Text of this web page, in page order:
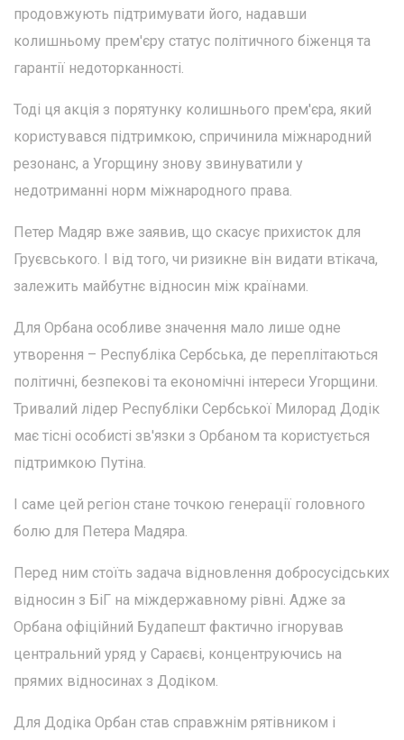
продовжують підтримувати його, надавши
колишньому прем'єру статус політичного біженця та
гарантії недоторканності.
Тоді ця акція з порятунку колишнього прем'єра, який
користувався підтримкою, спричинила міжнародний
резонанс, а Угорщину знову звинуватили у
недотриманні норм міжнародного права.
Петер Мадяр вже заявив, що скасує прихисток для
Груєвського. І від того, чи ризикне він видати втікача,
залежить майбутнє відносин між країнами.
Для Орбана особливе значення мало лише одне
утворення – Республіка Сербська, де переплітаються
політичні, безпекові та економічні інтереси Угорщини.
Тривалий лідер Республіки Сербської Милорад Додік
має тісні особисті зв'язки з Орбаном та користується
підтримкою Путіна.
І саме цей регіон стане точкою генерації головного
болю для Петера Мадяра.
Перед ним стоїть задача відновлення добросусідських
відносин з БіГ на міждержавному рівні. Адже за
Орбана офіційний Будапешт фактично ігнорував
центральний уряд у Сараєві, концентруючись на
прямих відносинах з Додіком.
Для Додіка Орбан став справжнім рятівником і